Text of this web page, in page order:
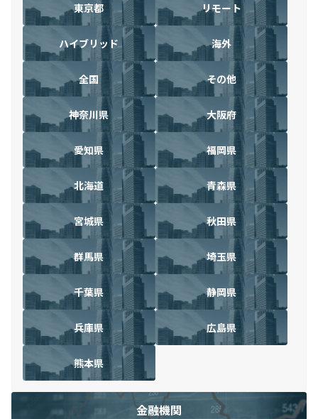
東京都 リモート
ハイブリッド 海外
全国 その他
神奈川県 大阪府
愛知県 福岡県
北海道 青森県
宮城県 秋田県
群馬県 埼玉県
千葉県 静岡県
兵庫県 広島県
熊本県
金融機関